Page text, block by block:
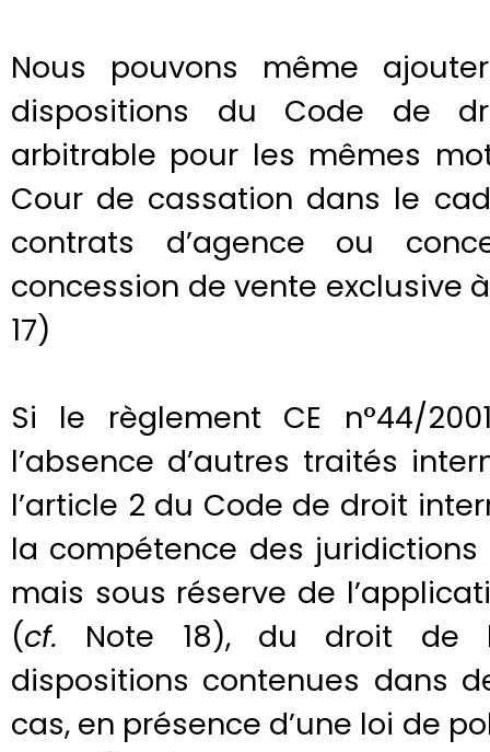
Nous pouvons même
dispositions du Code de
arbitrable pour les mêmes
Cour de cassation dans le
contrats d’agence ou
concession de vente exclusive
17)
Si le règlement CE n°44/
l’absence d’autres traités
l’article 2 du Code de droit
la compétence des
mais sous réserve de
(cf. Note 18), du droit de
dispositions contenues dans
cas, en présence d’une loi de